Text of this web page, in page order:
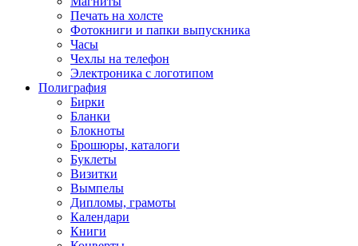
Печать на холсте
Фотокниги и папки выпускника
Часы
Чехлы на телефон
Электроника с логотипом
Полиграфия
Бирки
Бланки
Блокноты
Брошюры, каталоги
Буклеты
Визитки
Вымпелы
Дипломы, грамоты
Календари
Книги